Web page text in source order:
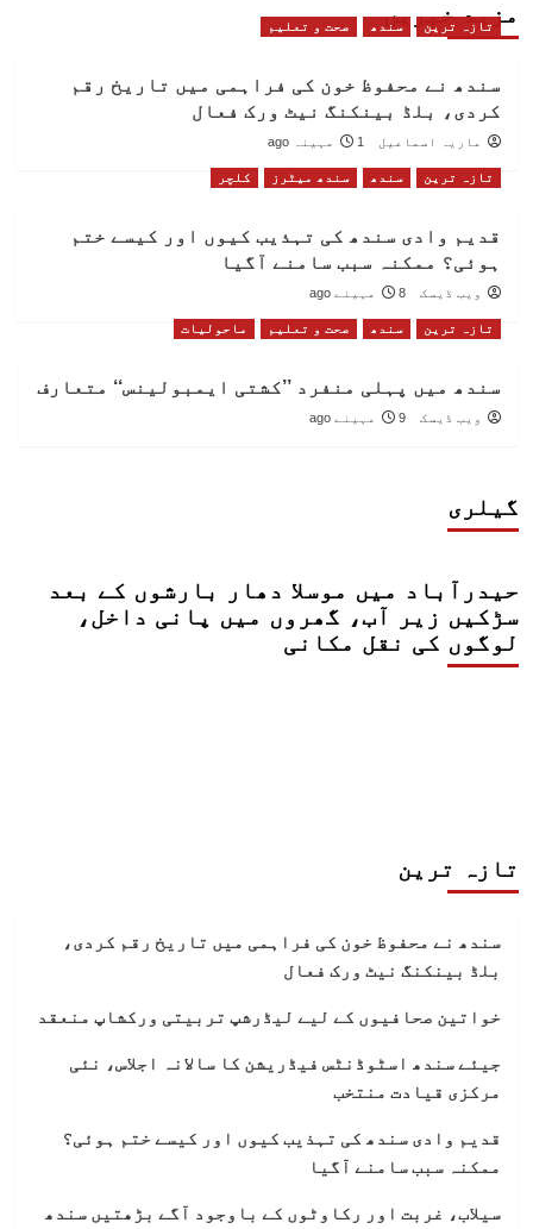
مزید خبریں
تازہ ترین سندھ صحت و تعلیم
سندھ نے محفوظ خون کی فراہمی میں تاریخ رقم
کردی، بلڈ بینکنگ نیٹ ورک فعال
ماریہ اسماعیل 1 مہینہ ago
تازہ ترین سندھ سندھ میٹرز کلچر
قدیم وادی سندھ کی تہذیب کیوں اور کیسے ختم
ہوئی؟ ممکنہ سبب سامنے آگیا
ویب ڈیسک 8 مہینے ago
تازہ ترین سندھ صحت و تعلیم ماحولیات
سندھ میں پہلی منفرد ’’کشتی ایمبولینس‘‘ متعارف
ویب ڈیسک 9 مہینے ago
گیلری
حیدرآباد میں موسلا دھار بارشوں کے بعد
سڑکیں زیر آب، گھروں میں پانی داخل،
لوگوں کی نقل مکانی
تازہ ترین
سندھ نے محفوظ خون کی فراہمی میں تاریخ رقم کردی،
بلڈ بینکنگ نیٹ ورک فعال
خواتین صحافیوں کے لیے لیڈرشپ تربیتی ورکشاپ منعقد
جیئے سندھ اسٹوڈنٹس فیڈریشن کا سالانہ اجلاس، نئی
مرکزی قیادت منتخب
قدیم وادی سندھ کی تہذیب کیوں اور کیسے ختم ہوئی؟
ممکنہ سبب سامنے آگیا
سیلاب، غربت اور رکاوٹوں کے باوجود آگے بڑھتیں سندھ